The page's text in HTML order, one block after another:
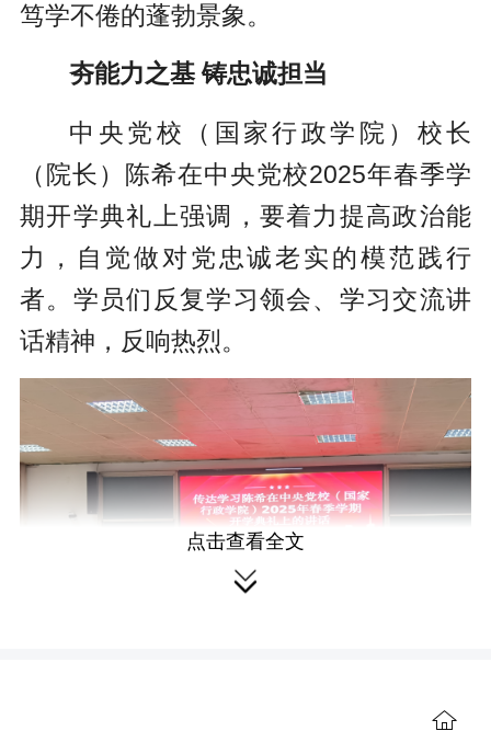
笃学不倦的蓬勃景象。
夯能力之基 铸忠诚担当
中央党校（国家行政学院）校长
（院长）陈希在中央党校2025年春季学
期开学典礼上强调，要着力提高政治能
力，自觉做对党忠诚老实的模范践行
者。学员们反复学习领会、学习交流讲
话精神，反响热烈。
点击查看全文
